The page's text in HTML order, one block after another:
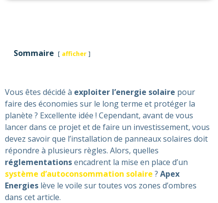
Sommaire afficher
Vous êtes décidé à exploiter l’energie solaire pour
faire des économies sur le long terme et protéger la
planète ? Excellente idée ! Cependant, avant de vous
lancer dans ce projet et de faire un investissement, vous
devez savoir que l’installation de panneaux solaires doit
répondre à plusieurs règles. Alors, quelles
réglementationsencadrent la mise en place d’un
système d’autoconsommation solaire ? Apex
Energies lève le voile sur toutes vos zones d’ombres
dans cet article.